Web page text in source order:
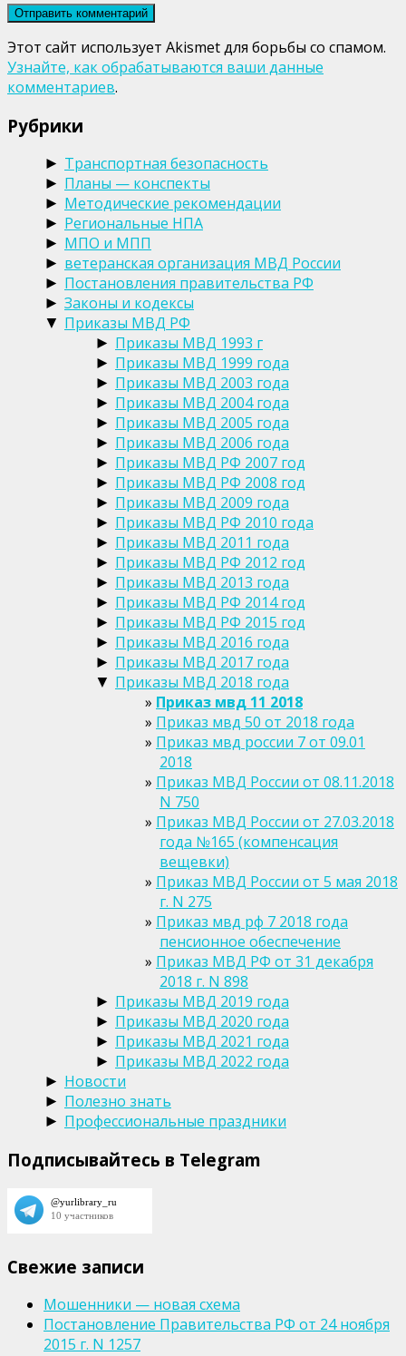
Этот сайт использует Akismet для борьбы со спамом.
Узнайте, как обрабатываются ваши данные
комментариев.
Рубрики
► Транспортная безопасность
► Планы — конспекты
► Методические рекомендации
► Региональные НПА
► МПО и МПП
► ветеранская организация МВД России
► Постановления правительства РФ
► Законы и кодексы
▼ Приказы МВД РФ
► Приказы МВД 1993 г
► Приказы МВД 1999 года
► Приказы МВД 2003 года
► Приказы МВД 2004 года
► Приказы МВД 2005 года
► Приказы МВД 2006 года
► Приказы МВД РФ 2007 год
► Приказы МВД РФ 2008 год
► Приказы МВД 2009 года
► Приказы МВД РФ 2010 года
► Приказы МВД 2011 года
► Приказы МВД РФ 2012 год
► Приказы МВД 2013 года
► Приказы МВД РФ 2014 год
► Приказы МВД РФ 2015 год
► Приказы МВД 2016 года
► Приказы МВД 2017 года
▼ Приказы МВД 2018 года
Приказ мвд 11 2018
Приказ мвд 50 от 2018 года
Приказ мвд россии 7 от 09.01
2018
Приказ МВД России от 08.11.2018
N 750
Приказ МВД России от 27.03.2018
года №165 (компенсация
вещевки)
Приказ МВД России от 5 мая 2018
г. N 275
Приказ мвд рф 7 2018 года
пенсионное обеспечение
Приказ МВД РФ от 31 декабря
2018 г. N 898
► Приказы МВД 2019 года
► Приказы МВД 2020 года
► Приказы МВД 2021 года
► Приказы МВД 2022 года
► Новости
► Полезно знать
► Профессиональные праздники
Подписывайтесь в Telegram
Свежие записи
Мошенники — новая схема
Постановление Правительства РФ от 24 ноября
2015 г. N 1257